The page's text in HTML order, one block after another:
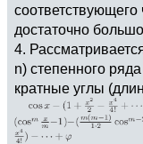
достаточно
4.
n) степенного
кратные углы